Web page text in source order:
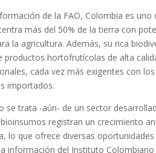
de la FAO, Colombia es
más del 50% de la tierra con
la agricultura. Además, su rica
productos hortofrutícolas de alta
cada vez más exigentes con
importados.
se trata -aún- de un sector
registran un crecimiento
lo que ofrece diversas
información del Instituto